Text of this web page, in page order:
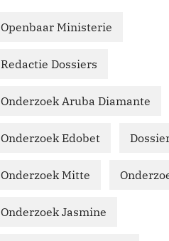
Openbaar Ministerie
Redactie Dossiers
Onderzoek Aruba Diamante
Onderzoek Edobet
Onderzoek Mitte
Onderzoek Jasmine